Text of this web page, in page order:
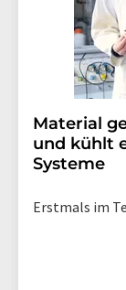
Material
und kühlt
Systeme
Erstmals im